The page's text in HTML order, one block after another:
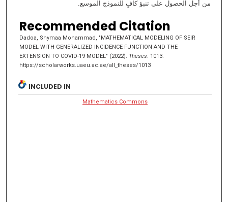
من أجل الحصول على تنبؤ كافٍ للنموذج الموسع.
Recommended Citation
Dadoa, Shymaa Mohammad, "MATHEMATICAL MODELING OF SEIR
MODEL WITH GENERALIZED INCIDENCE FUNCTION AND THE
EXTENSION TO COVID-19 MODEL" (2022). Theses. 1013.
https://scholarworks.uaeu.ac.ae/all_theses/1013
INCLUDED IN
Mathematics Commons